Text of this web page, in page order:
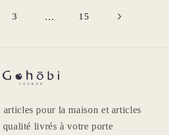
3 … 15
articles pour la maison et articles
qualité livrés à votre porte